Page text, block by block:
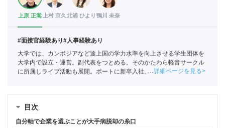
上原 正嵩 上村 京久 北浦 ひより 鴨川 未奈
#面接官経験あり#人事経験あり
大学では、カンボジアなど途上国の学力水準を向上させる学生団体を
大学内で設立・運営。副代表をつとめる。そのかたわら軽音サークル
に所属しライブ活動も展開。ポートに新卒入社。全国民営職業紹介事
詳細ページを見る
目次
自分軸で企業を選ぶことが大手病脱却の糸口